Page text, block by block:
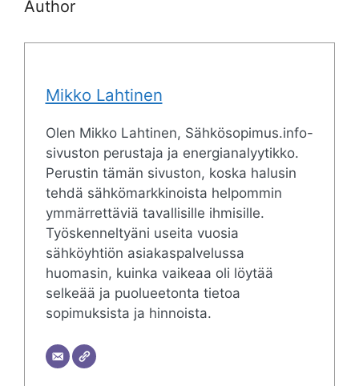
Author
Mikko Lahtinen
Olen Mikko Lahtinen, Sähkösopimus.info-
sivuston perustaja ja energianalyytikko.
Perustin tämän sivuston, koska halusin
tehdä sähkömarkkinoista helpommin
ymmärrettäviä tavallisille ihmisille.
Työskenneltyäni useita vuosia
sähköyhtiön asiakaspalvelussa
huomasin, kuinka vaikeaa oli löytää
selkeää ja puolueetonta tietoa
sopimuksista ja hinnoista.